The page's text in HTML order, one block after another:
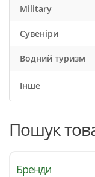
Military
Сувеніри
Водний туризм
Інше
Пошук
Бренди